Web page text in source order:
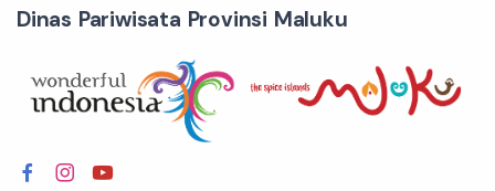
Dinas Pariwisata Provinsi Maluku